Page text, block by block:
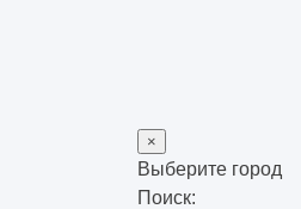
×
Выберите город
Поиск: